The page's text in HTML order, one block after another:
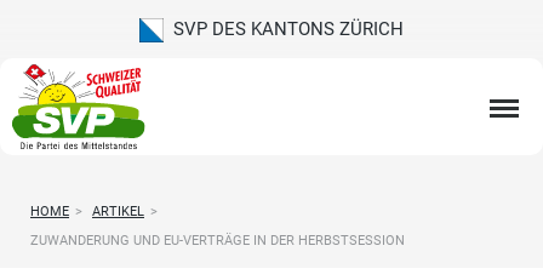
SVP DES KANTONS ZÜRICH
HOME > ARTIKEL >
ZUWANDERUNG UND EU-VERTRÄGE IN DER HERBSTSESSION